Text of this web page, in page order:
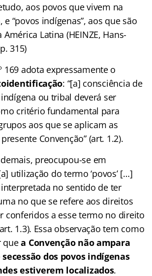
aos povos que vivem na
e “povos indígenas”, aos que são
Latina (HEINZE, Hans-
315)
169 adota expressamente o
: “[a] consciência de
ou tribal deverá ser
critério fundamental para
aos que se aplicam as
Convenção” (art. 1.2).
preocupou-se em
utilização do termo ‘povos’ […]
no sentido de ter
no que se refere aos direitos
conferidos a esse termo no direito
1.3). Essa observação tem como
quea Convenção não ampara
dos povos indígenas
estiverem localizados.